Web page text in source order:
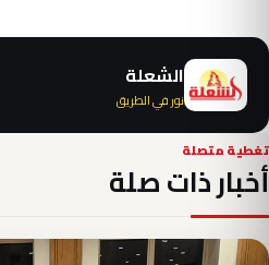
الشعلة
نور في الطريق
تغطية متصلة
أخبار ذات صلة